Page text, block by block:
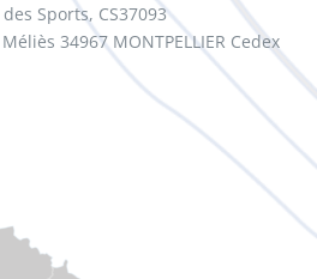
Sports, CS37093
34967 MONTPELLIER Cedex